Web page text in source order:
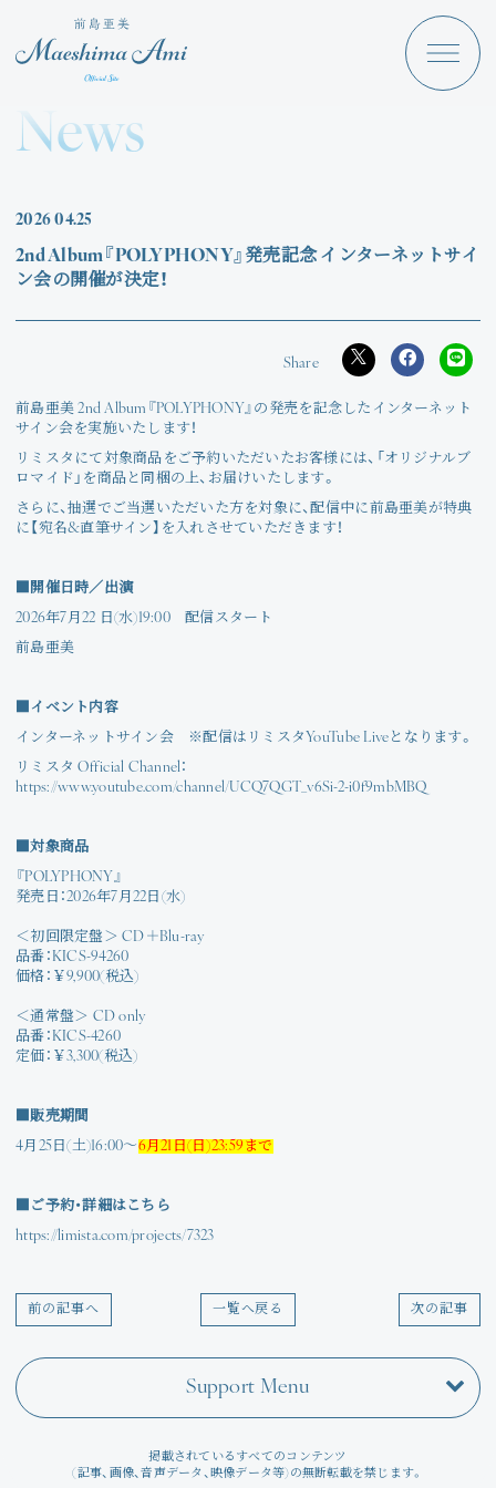
Maeshima Ami Discography
News
Store
Angraecum
Join
Movie
Voice
Amitami Chat
News
202604.25
2nd Album『POLYPHONY』発売記念 インターネットサイ
ン会の開催が決定！
前島亜美 2nd Album『POLYPHONY』の発売を記念したインターネット
サイン会を実施いたします！
リミスタにて対象商品をご予約いただいたお客様には、「オリジナルブ
ロマイド」を商品と同梱の上、お届けいたします。
さらに、抽選でご当選いただいた方を対象に、配信中に前島亜美が特典
に【宛名&直筆サイン】を入れさせていただきます！
■開催日時／出演
2026年7月22 日(水)19:00 配信スタート
前島亜美
■イベント内容
インターネットサイン会 ※配信はリミスタYouTube Liveとなります。
リミスタ Official Channel：
https://www.youtube.com/channel/UCQ7QGT_v6Si-2-i0f9mbMBQ
■対象商品
『POLYPHONY』
発売日：2026年7月22日(水)
＜初回限定盤＞ CD＋Blu-ray
品番：KICS-94260
価格：￥9,900(税込)
＜通常盤＞ CD only
品番：KICS-4260
定価：￥3,300(税込)
■販売期間
4月25日(土)16:00～6月21日(日)23:59まで
■ご予約・詳細はこちら
https://limista.com/projects/7323
次の記事
一覧へ戻る
前の記事へ
Support Menu
掲載されているすべてのコンテンツ
(記事、画像、音声データ、映像データ等)の無断転載を禁じます。